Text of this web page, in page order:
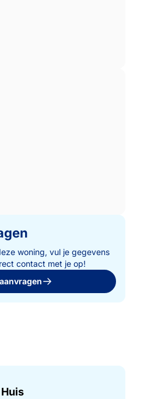
woning, vul je gegevens
contact met je op!